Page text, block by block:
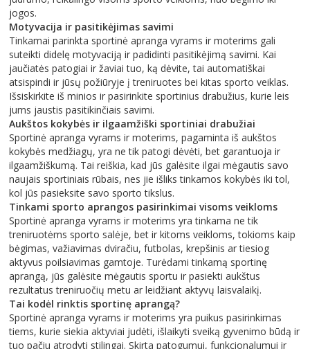
jogos.
Motyvacija ir pasitikėjimas savimi
Tinkamai parinkta sportinė apranga vyrams ir moterims gali
suteikti didelę motyvaciją ir padidinti pasitikėjimą savimi. Kai
jaučiatės patogiai ir žaviai tuo, ką dėvite, tai automatiškai
atsispindi ir jūsų požiūryje į treniruotes bei kitas sporto veiklas.
Išsiskirkite iš minios ir pasirinkite sportinius drabužius, kurie leis
jums jaustis pasitikinčiais savimi.
Aukštos kokybės ir ilgaamžiški sportiniai drabužiai
Sportinė apranga vyrams ir moterims, pagaminta iš aukštos
kokybės medžiagų, yra ne tik patogi dėvėti, bet garantuoja ir
ilgaamžiškumą. Tai reiškia, kad jūs galėsite ilgai mėgautis savo
naujais sportiniais rūbais, nes jie išliks tinkamos kokybės iki tol,
kol jūs pasieksite savo sporto tikslus.
Tinkami sporto aprangos pasirinkimai visoms veikloms
Sportinė apranga vyrams ir moterims yra tinkama ne tik
treniruotėms sporto salėje, bet ir kitoms veikloms, tokioms kaip
bėgimas, važiavimas dviračiu, futbolas, krepšinis ar tiesiog
aktyvus poilsiavimas gamtoje. Turėdami tinkamą sportinę
aprangą, jūs galėsite mėgautis sportu ir pasiekti aukštus
rezultatus treniruočių metu ar leidžiant aktyvų laisvalaikį.
Tai kodėl rinktis sportinę aprangą?
Sportinė apranga vyrams ir moterims yra puikus pasirinkimas
tiems, kurie siekia aktyviai judėti, išlaikyti sveiką gyvenimo būdą ir
tuo pačiu atrodyti stilingai. Skirta patogumui, funkcionalumui ir